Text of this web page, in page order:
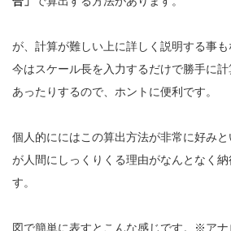
が、計算が難しい上に詳しく説明する事も
今はスケール長を入力するだけで勝手に
あったりするので、ホントに便利です。
個人的ににはこの算出方法が非常に好みと
が人間にしっくりくる理由がなんとなく
す。
図で簡単に表すとこんな感じです。 ※アナ